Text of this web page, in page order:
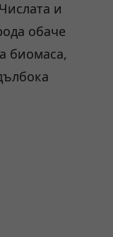
и
обаче
биомаса,